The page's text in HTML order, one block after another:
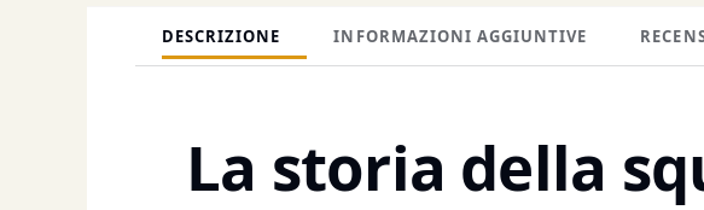
DESCRIZIONE INFORMAZIONI AGGIUNTIVE
La storia della